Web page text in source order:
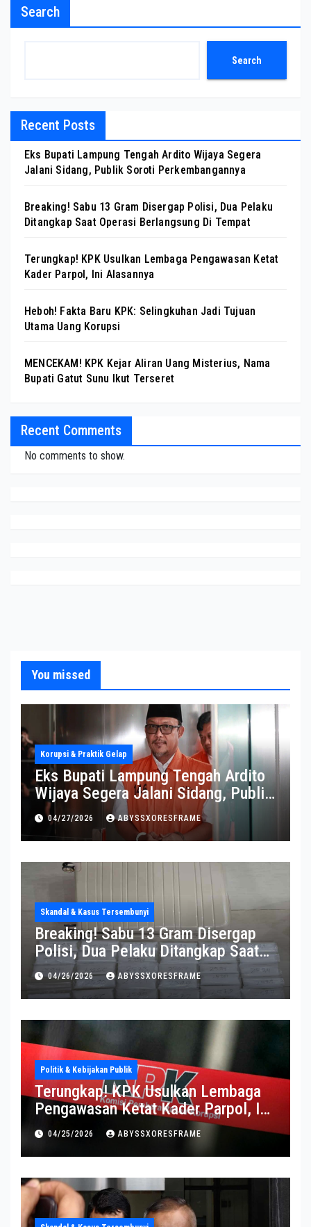
Search
Search
Recent Posts
Eks Bupati Lampung Tengah Ardito Wijaya Segera
Jalani Sidang, Publik Soroti Perkembangannya
Breaking! Sabu 13 Gram Disergap Polisi, Dua Pelaku
Ditangkap Saat Operasi Berlangsung Di Tempat
Terungkap! KPK Usulkan Lembaga Pengawasan Ketat
Kader Parpol, Ini Alasannya
Heboh! Fakta Baru KPK: Selingkuhan Jadi Tujuan
Utama Uang Korupsi
MENCEKAM! KPK Kejar Aliran Uang Misterius, Nama
Bupati Gatut Sunu Ikut Terseret
Recent Comments
No comments to show.
You missed
Korupsi & Praktik Gelap
Eks Bupati Lampung Tengah Ardito
Wijaya Segera Jalani Sidang, Publik
Soroti Perkembangannya
04/27/2026 ABYSSXORESFRAME
Skandal & Kasus Tersembunyi
Breaking! Sabu 13 Gram Disergap
Polisi, Dua Pelaku Ditangkap Saat
Operasi Berlangsung Di Tempat
04/26/2026 ABYSSXORESFRAME
Politik & Kebijakan Publik
Terungkap! KPK Usulkan Lembaga
Pengawasan Ketat Kader Parpol, Ini
Alasannya
04/25/2026 ABYSSXORESFRAME